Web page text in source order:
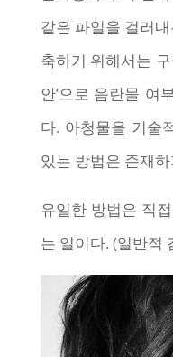
같은 파일을 걸러
축하기 위해서는
안’으로 음란물 여
다. 아청물을 기술
있는 방법은 존재
유일한 방법은 직
는 일이다. (일반적